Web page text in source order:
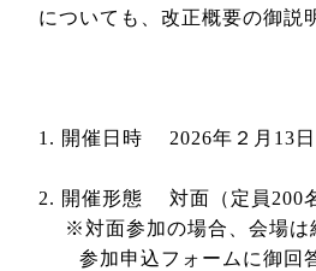
についても、改正概要の御説
1. 開催日時 2026年２月13日
2. 開催形態 対面（定員200
※対面参加の場合、会場は
参加申込フォームに御回答